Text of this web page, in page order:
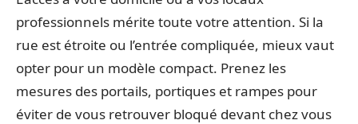
professionnels mérite toute votre attention. Si la
rue est étroite ou l’entrée compliquée, mieux vaut
opter pour un modèle compact. Prenez les
mesures des portails, portiques et rampes pour
éviter de vous retrouver bloqué devant chez vous